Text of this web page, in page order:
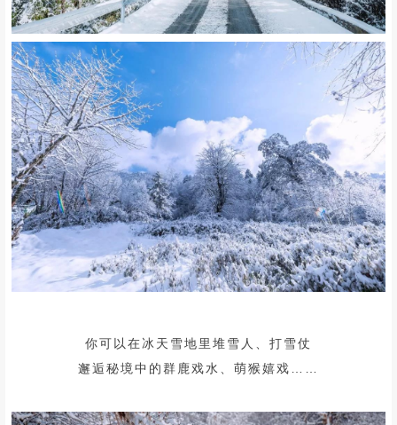
你可以在冰天雪地里堆雪人、打雪仗
邂逅秘境中的群鹿戏水、萌猴嬉戏……